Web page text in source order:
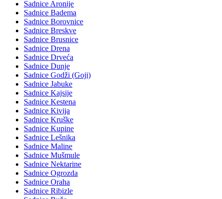
Sadnice Aronije
Sadnice Badema
Sadnice Borovnice
Sadnice Breskve
Sadnice Brusnice
Sadnice Drena
Sadnice Drveća
Sadnice Dunje
Sadnice Godži (Goji)
Sadnice Jabuke
Sadnice Kajsije
Sadnice Kestena
Sadnice Kivija
Sadnice Kruške
Sadnice Kupine
Sadnice Lešnika
Sadnice Maline
Sadnice Mušmule
Sadnice Nektarine
Sadnice Ogrozda
Sadnice Oraha
Sadnice Ribizle